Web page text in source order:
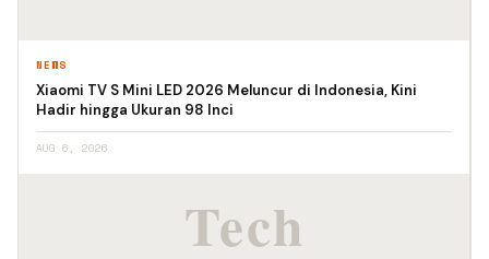
NEWS
Xiaomi TV S Mini LED 2026 Meluncur di Indonesia, Kini
Hadir hingga Ukuran 98 Inci
AUG 6, 2026